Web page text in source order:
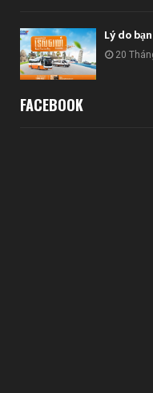
Lý do
20
FACEBOOK